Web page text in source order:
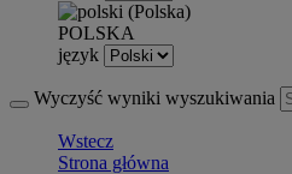
POLSKA
język
Wyczyść wyniki wyszukiwania
Wstecz
Strona główna